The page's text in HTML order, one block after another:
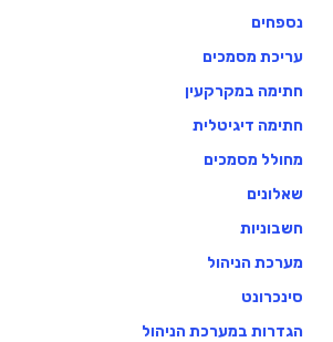
נספחים
עריכת מסמכים
חתימה במקרקעין
חתימה דיגיטלית
מחולל מסמכים
שאלונים
חשבוניות
מערכת הניהול
סינכרונט
הגדרות במערכת הניהול